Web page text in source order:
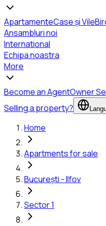
ApartamenteCase și Vile
Ansambluri noi
International
Echipa noastra
More
Become an AgentOwner
Selling a property?
Home
Apartments for sale
București - Ilfov
Sector 1